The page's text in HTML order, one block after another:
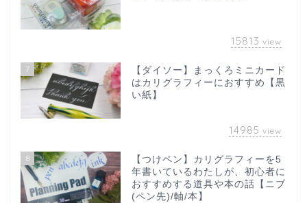
15813 view
7
【ダイソー】まっくろミニカード
はカリグラフィーにおすすめ【黒
い紙】
14985 view
8
【つけペン】カリグラフィーを5
年書いているわたしが、初心者に
おすすめする道具や本の話【ニブ
(ペン先)/軸/本】